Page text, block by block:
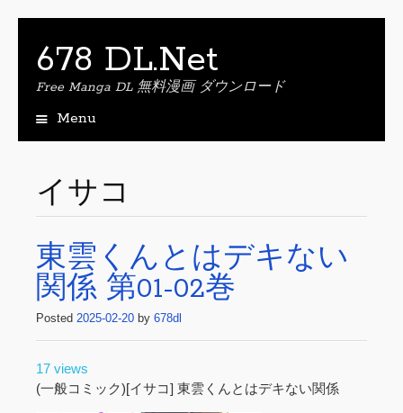
678 DL.Net
Free Manga DL 無料漫画 ダウンロード
Menu
p
c
o
n
e
n
t
イサコ
東雲くんとはデキない
関係 第01-02巻
Posted 2025-02-20 by 678dl
17 views
(一般コミック)[イサコ] 東雲くんとはデキない関係